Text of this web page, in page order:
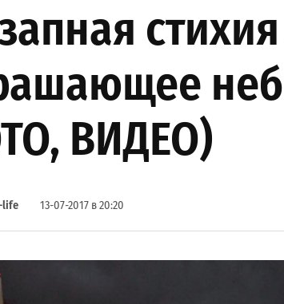
ВИДЕО)
life 13-07-2017 в 20:20